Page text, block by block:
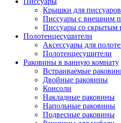
Крышки для писсуаров
Писсуары с внешним
Писсуары со скрытым
Полотенцесушители
Аксессуары для
Полотенцесушители
Раковины в ванную комнату
Встраиваемые
Двойные раковины
Консоли
Накладные раковины
Напольные раковины
Подвесные раковины